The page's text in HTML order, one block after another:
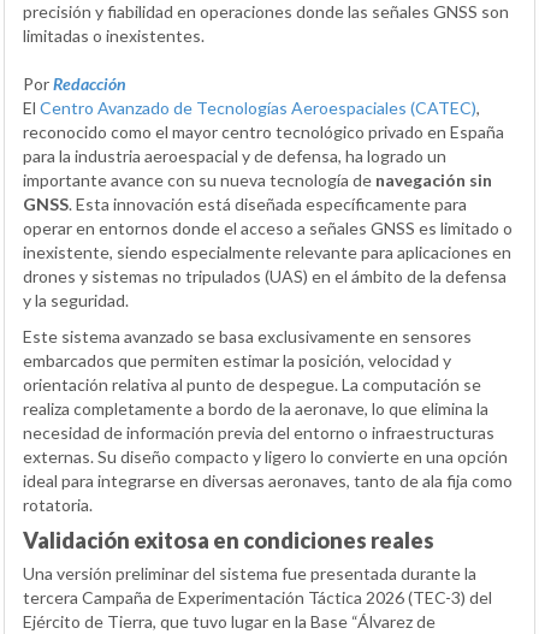
precisión y fiabilidad en operaciones donde las señales GNSS son
limitadas o inexistentes.
PorRedacción
El Centro Avanzado de Tecnologías Aeroespaciales (CATEC),
reconocido como el mayor centro tecnológico privado en España
para la industria aeroespacial y de defensa, ha logrado un
importante avance con su nueva tecnología de navegación sin
GNSS. Esta innovación está diseñada específicamente para
operar en entornos donde el acceso a señales GNSS es limitado o
inexistente, siendo especialmente relevante para aplicaciones en
drones y sistemas no tripulados (UAS) en el ámbito de la defensa
y la seguridad.
Este sistema avanzado se basa exclusivamente en sensores
embarcados que permiten estimar la posición, velocidad y
orientación relativa al punto de despegue. La computación se
realiza completamente a bordo de la aeronave, lo que elimina la
necesidad de información previa del entorno o infraestructuras
externas. Su diseño compacto y ligero lo convierte en una opción
ideal para integrarse en diversas aeronaves, tanto de ala fija como
rotatoria.
Validación exitosa en condiciones reales
Una versión preliminar del sistema fue presentada durante la
tercera Campaña de Experimentación Táctica 2026 (TEC-3) del
Ejército de Tierra, que tuvo lugar en la Base “Álvarez de